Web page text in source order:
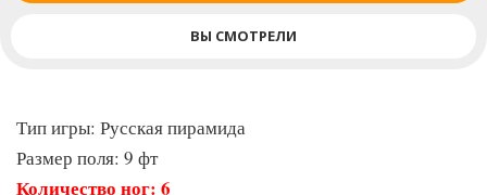
ВЫ СМОТРЕЛИ
Тип игры: Русская пирамида
Размер поля: 9 фт
Количество ног: 6